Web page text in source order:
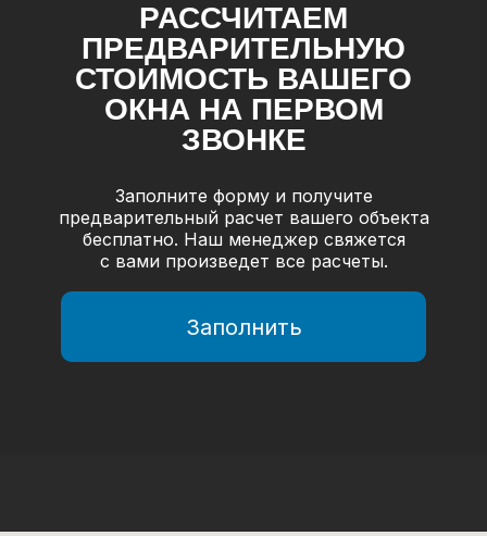
РАССЧИТАЕМ
ПРЕДВАРИТЕЛЬНУЮ
СТОИМОСТЬ ВАШЕГО
ОКНА НА ПЕРВОМ
ЗВОНКЕ
Заполните форму и получите
предварительный расчет вашего объекта
бесплатно. Наш менеджер свяжется
с вами произведет все расчеты.
Заполнить